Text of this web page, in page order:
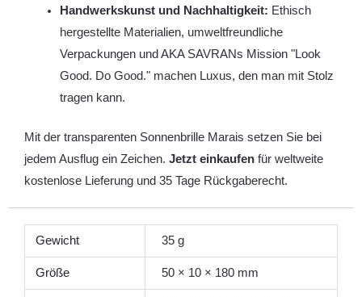
Handwerkskunst und Nachhaltigkeit: Ethisch
hergestellte Materialien, umweltfreundliche
Verpackungen und AKA SAVRANs Mission "Look
Good. Do Good." machen Luxus, den man mit Stolz
tragen kann.
Mit der transparenten Sonnenbrille Marais setzen Sie bei
jedem Ausflug ein Zeichen. Jetzt einkaufen für weltweite
kostenlose Lieferung und 35 Tage Rückgaberecht.
Gewicht 35 g
Größe 50 × 10 × 180 mm